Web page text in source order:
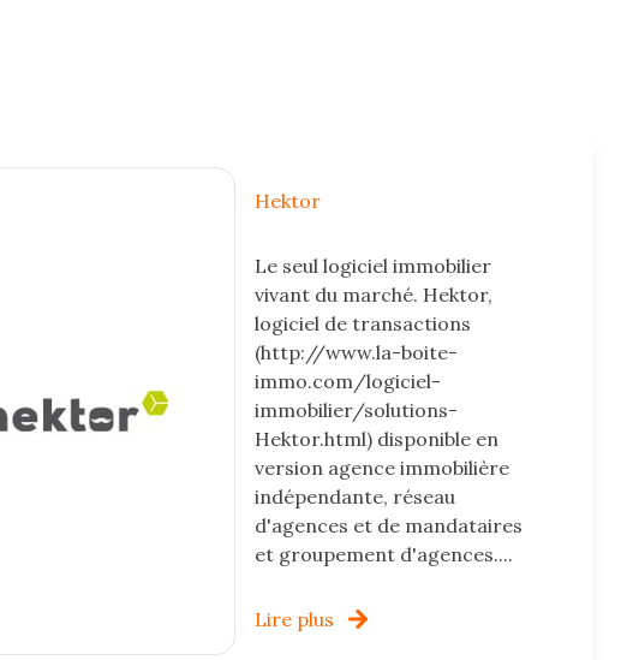
Hektor
Le seul logiciel immobilier
vivant du marché. Hektor,
logiciel de transactions
(http://www.la-boite-
immo.com/logiciel-
immobilier/solutions-
Hektor.html) disponible en
version agence immobilière
indépendante, réseau
d'agences et de mandataires
et groupement d'agences....
Lire plus